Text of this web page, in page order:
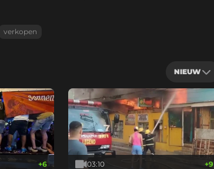
verkopen
NIEUW
+6 03:10 +9